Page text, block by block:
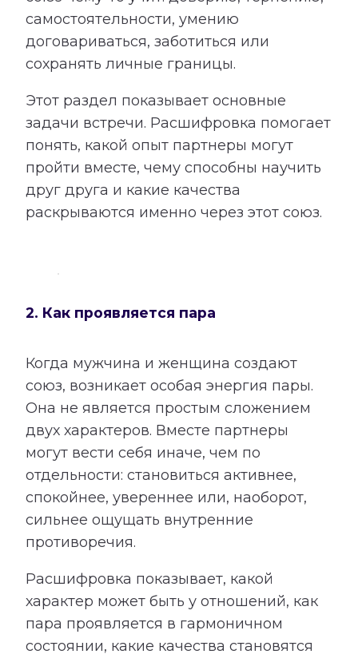
самостоятельности, умению
договариваться, заботиться или
сохранять личные границы.
Этот раздел показывает основные
задачи встречи. Расшифровка помогает
понять, какой опыт партнеры могут
пройти вместе, чему способны научить
друг друга и какие качества
раскрываются именно через этот союз.
2. Как проявляется пара
Когда мужчина и женщина создают
союз, возникает особая энергия пары.
Она не является простым сложением
двух характеров. Вместе партнеры
могут вести себя иначе, чем по
отдельности: становиться активнее,
спокойнее, увереннее или, наоборот,
сильнее ощущать внутренние
противоречия.
Расшифровка показывает, какой
характер может быть у отношений, как
пара проявляется в гармоничном
состоянии, какие качества становятся